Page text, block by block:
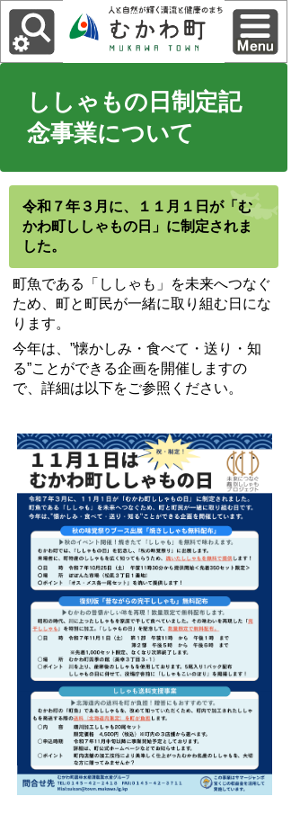
ししゃもの日制定記
念事業について
令和７年３月に、１１月１日が「む
かわ町ししゃもの日」に制定されま
した。
町魚である「ししゃも」を未来へつなぐ
ため、町と町民が一緒に取り組む日にな
ります。
今年は、”懐かしみ・食べて・送り・知
る”ことができる企画を開催しますの
で、詳細は以下をご参照ください。